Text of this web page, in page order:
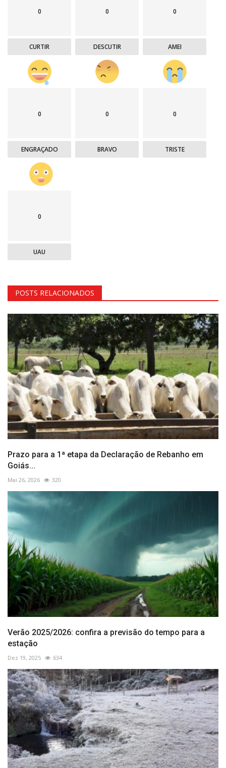
0
CURTIR
0
DESCUTIR
0
AMEI
0
ENGRAÇADO
0
BRAVO
0
TRISTE
0
UAU
POSTS RELACIONADOS
Prazo para a 1ª etapa da Declaração de Rebanho em
Goiás...
Mai 26, 2026 320
Verão 2025/2026: confira a previsão do tempo para a
estação
Dez 19, 2025 634